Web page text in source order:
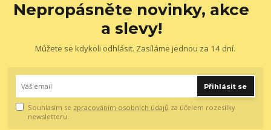
Nepropásněte novinky, akce
a slevy!
Můžete se kdykoli odhlásit. Zasíláme jednou za 14 dní.
Přihlásit se
Souhlasím se zpracováním osobních údajů za účelem rozesílky
newsletteru.